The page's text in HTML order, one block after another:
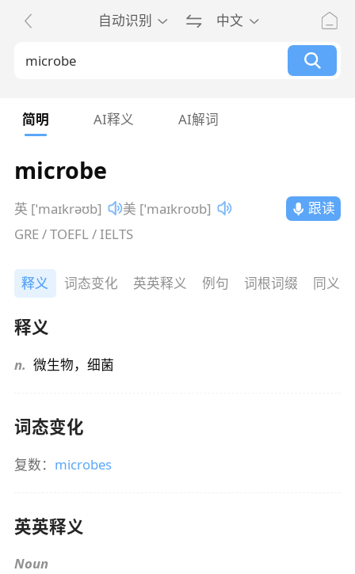
自动识别 中文
简明 AI释义 AI解词
microbe
英 [ˈmaɪkrəʊb] 美 [ˈmaɪkroʊb]
跟读
GRE / TOEFL / IELTS
释义 词态变化 英英释义 例句 词根词缀 同义
释义
n. 微生物，细菌
词态变化
复数： microbes
英英释义
Noun